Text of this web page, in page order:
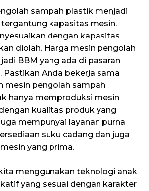
sampah plastik menjadi
tergantung kapasitas mesin.
dengan kapasitas
diolah. Harga mesin pengolah
BBM yang ada di pasaran
Pastikan Anda bekerja sama
mesin pengolah sampah
hanya memproduksi mesin
kualitas produk yang
mempunyai layanan purna
suku cadang dan juga
yang prima.
menggunakan teknologi anak
yang sesuai dengan karakter